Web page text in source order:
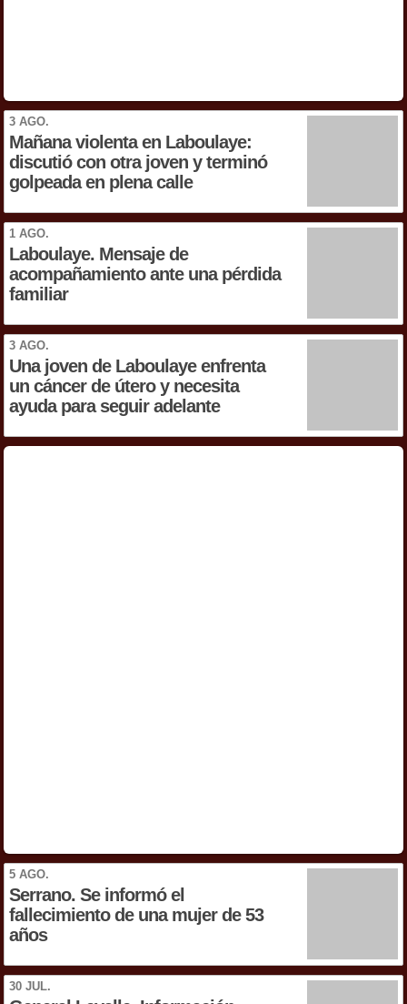
3 AGO.
Mañana violenta en Laboulaye:
discutió con otra joven y terminó
golpeada en plena calle
1 AGO.
Laboulaye. Mensaje de
acompañamiento ante una pérdida
familiar
3 AGO.
Una joven de Laboulaye enfrenta
un cáncer de útero y necesita
ayuda para seguir adelante
5 AGO.
Serrano. Se informó el
fallecimiento de una mujer de 53
años
30 JUL.